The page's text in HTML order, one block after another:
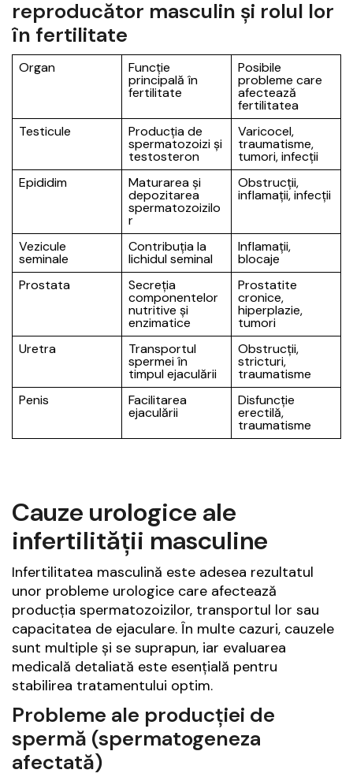
reproducător masculin și rolul lor
în fertilitate
Organ Funcție
principală în
fertilitate
Posibile
probleme care
afectează
fertilitatea
Testicule
Producția de
spermatozoizi și
testosteron
Varicocel,
traumatisme,
tumori, infecții
Epididim
Maturarea și
depozitarea
spermatozoizilo
r
Obstrucții,
inflamații, infecții
Vezicule
seminale
Contribuția la
lichidul seminal
Inflamații,
blocaje
Prostata
Secreția
componentelor
nutritive și
enzimatice
Prostatite
cronice,
hiperplazie,
tumori
Uretra
Transportul
spermei în
timpul ejaculării
Obstrucții,
stricturi,
traumatisme
Penis
Facilitarea
ejaculării
Disfuncție
erectilă,
traumatisme
Cauze urologice ale
infertilității masculine
Infertilitatea masculină este adesea rezultatul
unor probleme urologice care afectează
producția spermatozoizilor, transportul lor sau
capacitatea de ejaculare. În multe cazuri, cauzele
sunt multiple și se suprapun, iar evaluarea
medicală detaliată este esențială pentru
stabilirea tratamentului optim.
Probleme ale producției de
spermă (spermatogeneza
afectată)